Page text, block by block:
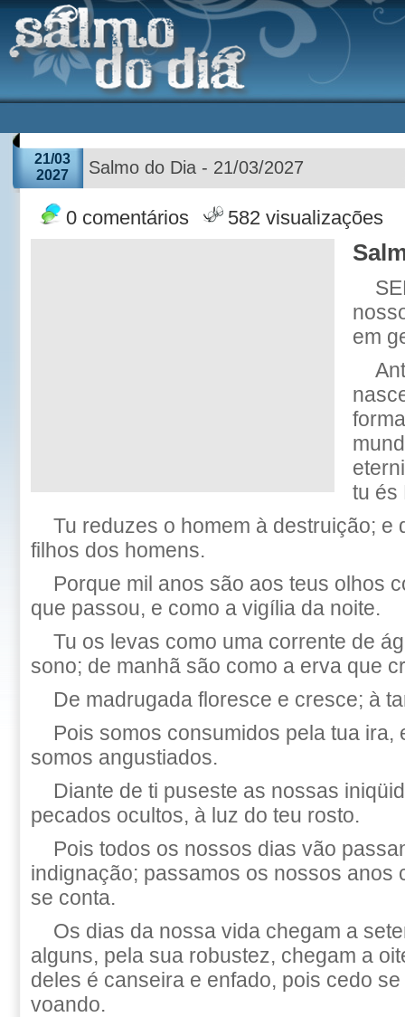
21/03
2027
Salmo do Dia - 21/03/2027
0 comentários 582 visualizações
em
tu és
Tu reduzes o homem à destruição; e
filhos dos homens.
Porque mil anos são aos teus olhos
que passou, e como a vigília da noite.
Tu os levas como uma corrente de
sono; de manhã são como a erva que
De madrugada floresce e cresce; à
Pois somos consumidos pela tua ira,
somos angustiados.
Diante de ti puseste as nossas
pecados ocultos, à luz do teu rosto.
Pois todos os nossos dias vão
indignação; passamos os nossos anos
se conta.
Os dias da nossa vida chegam a
alguns, pela sua robustez, chegam a
deles é canseira e enfado, pois cedo
voando.